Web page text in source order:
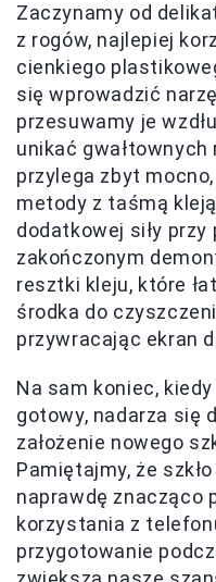
Zaczynamy od
z rogów, najlepiej
cienkiego
się wprowadzić
przesuwamy je
unikać gwałtownych
przylega zbyt
metody z taśmą
dodatkowej siły przy
zakończonym
resztki kleju, które
środka do
przywracając ekran
Na sam koniec,
gotowy, nadarza się
założenie nowego
Pamiętajmy, że
naprawdę znacząco
korzystania z
przygotowanie